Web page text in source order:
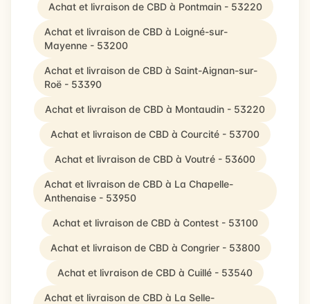
Achat et livraison de CBD à Pontmain - 53220
Achat et livraison de CBD à Loigné-sur-
Mayenne - 53200
Achat et livraison de CBD à Saint-Aignan-sur-
Roë - 53390
Achat et livraison de CBD à Montaudin - 53220
Achat et livraison de CBD à Courcité - 53700
Achat et livraison de CBD à Voutré - 53600
Achat et livraison de CBD à La Chapelle-
Anthenaise - 53950
Achat et livraison de CBD à Contest - 53100
Achat et livraison de CBD à Congrier - 53800
Achat et livraison de CBD à Cuillé - 53540
Achat et livraison de CBD à La Selle-